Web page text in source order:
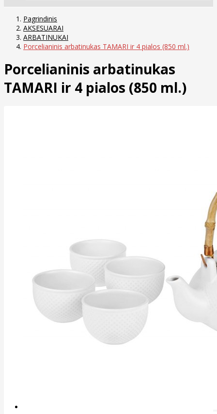
Pagrindinis
AKSESUARAI
ARBATINUKAI
Porcelianinis arbatinukas TAMARI ir 4 pialos (850 ml.)
Porcelianinis arbatinukas
TAMARI ir 4 pialos (850 ml.)